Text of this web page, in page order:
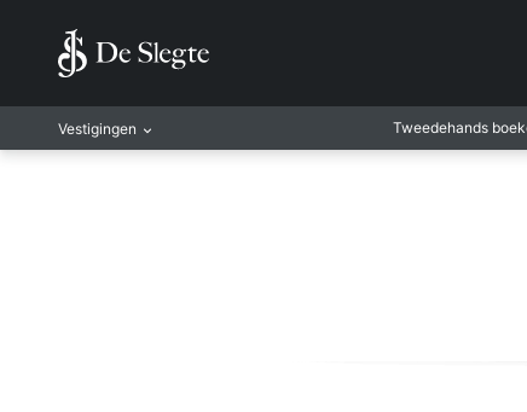
Tweedehands
Vestigingen